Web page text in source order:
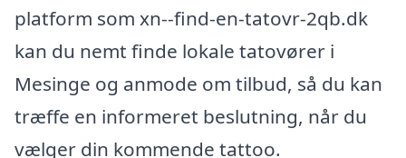
platform som xn--find-en-tatovr-2qb.dk
kan du nemt finde lokale tatovører i
Mesinge og anmode om tilbud, så du kan
træffe en informeret beslutning, når du
vælger din kommende tattoo.